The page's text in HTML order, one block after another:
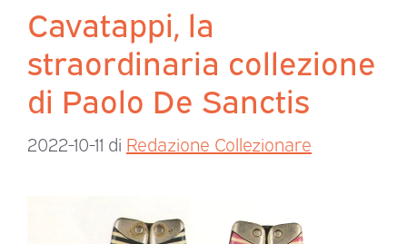
Cavatappi, la
straordinaria collezione
di Paolo De Sanctis
2022-10-11 di Redazione Collezionare